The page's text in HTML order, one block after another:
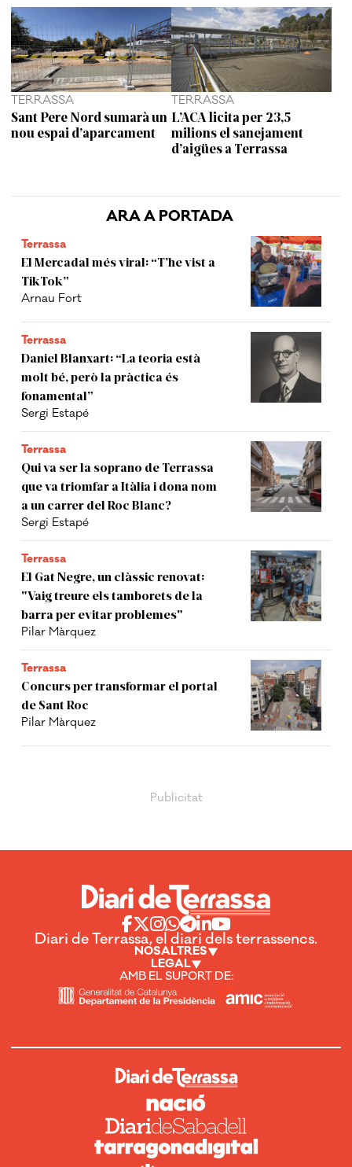
ARA A PORTADA
Terrassa
El Mercadal més viral: “T’he vist a
TikTok”
Arnau Fort
Terrassa
Daniel Blanxart: “La teoria està
molt bé, però la pràctica és
fonamental”
Sergi Estapé
Terrassa
Qui va ser la soprano de Terrassa
que va triomfar a Itàlia i dona nom
a un carrer del Roc Blanc?
Sergi Estapé
Terrassa
El Gat Negre, un clàssic renovat:
"Vaig treure els tamborets de la
barra per evitar problemes"
Pilar Màrquez
Terrassa
Concurs per transformar el portal
de Sant Roc
Pilar Màrquez
TERRASSA
Sant Pere Nord sumarà un
nou espai d’aparcament
TERRASSA
L’ACA licita per 23,5
milions el sanejament
d’aigües a Terrassa
Diari de Terrassa, el diari dels terrassencs.
NOSALTRES
LEGAL
AMB EL SUPORT DE: